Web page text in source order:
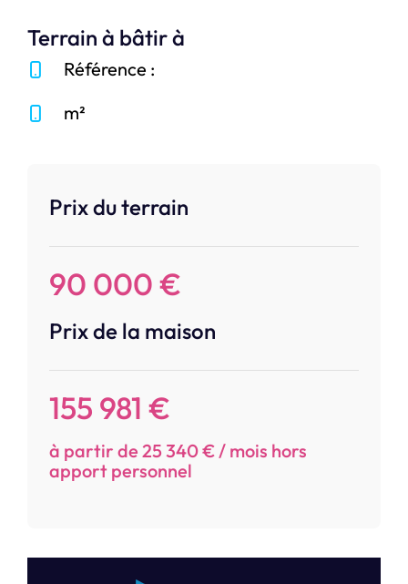
Prix du terrain
90 000 €
Prix de la maison
155 981 €
à partir de 25 340 € / mois hors
apport personnel
Terrain à bâtir à
Référence :
m²